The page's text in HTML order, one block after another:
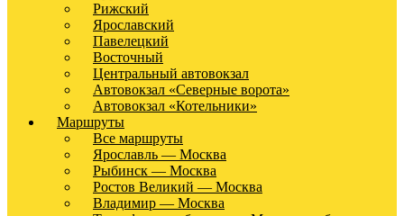
Рижский
Ярославский
Павелецкий
Восточный
Центральный автовокзал
Автовокзал «Северные ворота»
Автовокзал «Котельники»
Маршруты
Все маршруты
Ярославль — Москва
Рыбинск — Москва
Ростов Великий — Москва
Владимир — Москва